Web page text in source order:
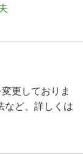
更しておりま
など、詳しくは